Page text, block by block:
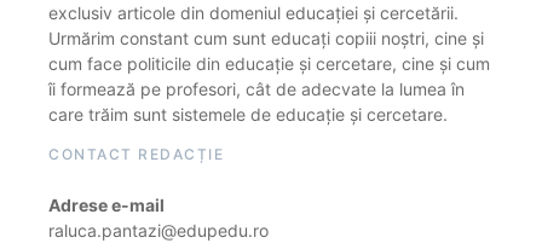
exclusiv articole din domeniul educației și cercetării.
Urmărim constant cum sunt educați copiii noștri, cine și
cum face politicile din educație și cercetare, cine și cum
îi formează pe profesori, cât de adecvate la lumea în
care trăim sunt sistemele de educație și cercetare.
CONTACT REDACȚIE
Adrese e-mail
raluca.pantazi@edupedu.ro